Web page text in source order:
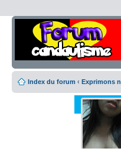
Index du forum ‹ Exprimons